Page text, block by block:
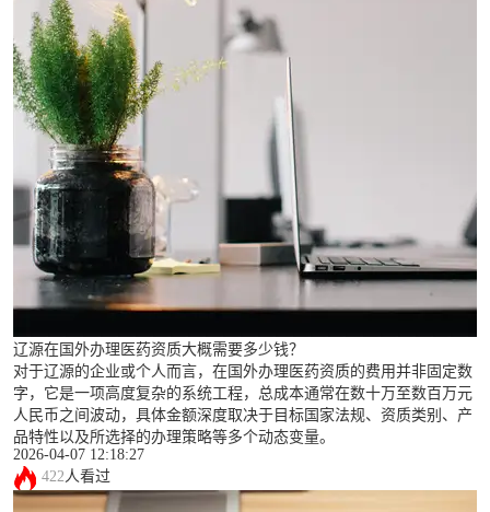
辽源在国外办理医药资质大概需要多少钱？
对于辽源的企业或个人而言，在国外办理医药资质的费用并非固定数
字，它是一项高度复杂的系统工程，总成本通常在数十万至数百万元
人民币之间波动，具体金额深度取决于目标国家法规、资质类别、产
品特性以及所选择的办理策略等多个动态变量。
2026-04-07 12:18:27
422人看过